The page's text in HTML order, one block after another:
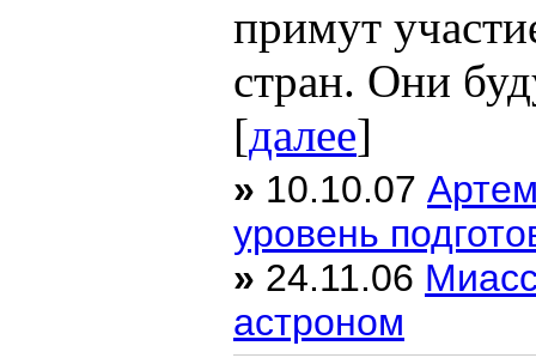
примут
стран. Они
[далее]
» 10.10.07
уровень
» 24.11.06
астроном